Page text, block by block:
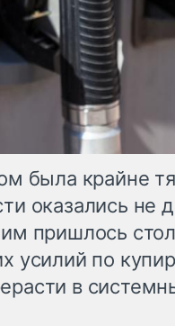
была крайне
оказались не
пришлось
усилий по
в